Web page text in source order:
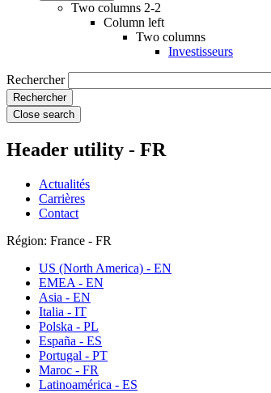
Two columns 2-2
Column left
Two columns
Investisseurs
Rechercher
Close search
Header utility - FR
Actualités
Carrières
Contact
Région: France - FR
US (North America) - EN
EMEA - EN
Asia - EN
Italia - IT
Polska - PL
España - ES
Portugal - PT
Maroc - FR
Latinoamérica - ES